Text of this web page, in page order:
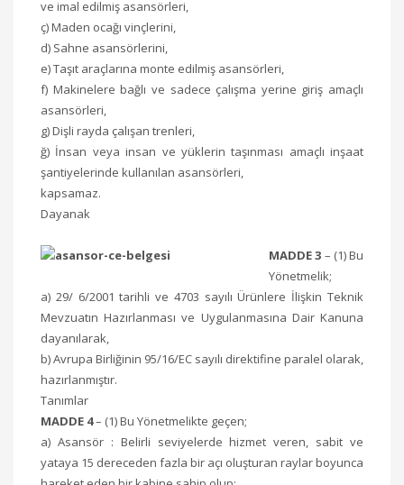
ve imal edilmiş asansörleri,
ç) Maden ocağı vinçlerini,
d) Sahne asansörlerini,
e) Taşıt araçlarına monte edilmiş asansörleri,
f) Makinelere bağlı ve sadece çalışma yerine giriş amaçlı
asansörleri,
g) Dişli rayda çalışan trenleri,
ğ) İnsan veya insan ve yüklerin taşınması amaçlı inşaat
şantiyelerinde kullanılan asansörleri,
kapsamaz.
Dayanak
MADDE 3 – (1) Bu
Yönetmelik;
a) 29/ 6/2001 tarihli ve 4703 sayılı Ürünlere İlişkin Teknik
Mevzuatın Hazırlanması ve Uygulanmasına Dair Kanuna
dayanılarak,
b) Avrupa Birliğinin 95/16/EC sayılı direktifine paralel olarak,
hazırlanmıştır.
Tanımlar
MADDE 4– (1) Bu Yönetmelikte geçen;
a) Asansör : Belirli seviyelerde hizmet veren, sabit ve
yataya 15 dereceden fazla bir açı oluşturan raylar boyunca